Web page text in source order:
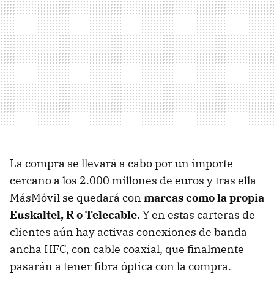
La compra se llevará a cabo por un importe
cercano a los 2.000 millones de euros y tras ella
MásMóvil se quedará con marcas como la propia
Euskaltel, R o Telecable. Y en estas carteras de
clientes aún hay activas conexiones de banda
ancha HFC, con cable coaxial, que finalmente
pasarán a tener fibra óptica con la compra.